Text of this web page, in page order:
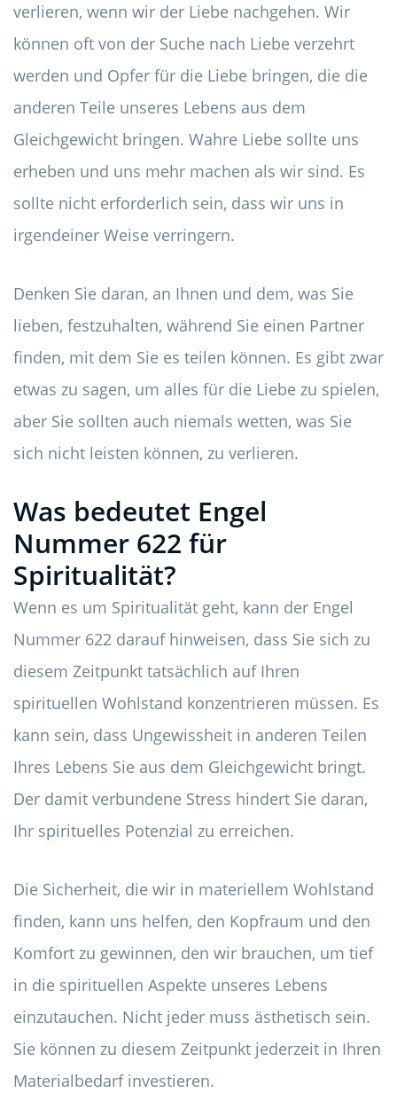
verlieren, wenn wir der Liebe nachgehen. Wir
können oft von der Suche nach Liebe verzehrt
werden und Opfer für die Liebe bringen, die die
anderen Teile unseres Lebens aus dem
Gleichgewicht bringen. Wahre Liebe sollte uns
erheben und uns mehr machen als wir sind. Es
sollte nicht erforderlich sein, dass wir uns in
irgendeiner Weise verringern.
Denken Sie daran, an Ihnen und dem, was Sie
lieben, festzuhalten, während Sie einen Partner
finden, mit dem Sie es teilen können. Es gibt zwar
etwas zu sagen, um alles für die Liebe zu spielen,
aber Sie sollten auch niemals wetten, was Sie
sich nicht leisten können, zu verlieren.
Was bedeutet Engel
Nummer 622 für
Spiritualität?
Wenn es um Spiritualität geht, kann der Engel
Nummer 622 darauf hinweisen, dass Sie sich zu
diesem Zeitpunkt tatsächlich auf Ihren
spirituellen Wohlstand konzentrieren müssen. Es
kann sein, dass Ungewissheit in anderen Teilen
Ihres Lebens Sie aus dem Gleichgewicht bringt.
Der damit verbundene Stress hindert Sie daran,
Ihr spirituelles Potenzial zu erreichen.
Die Sicherheit, die wir in materiellem Wohlstand
finden, kann uns helfen, den Kopfraum und den
Komfort zu gewinnen, den wir brauchen, um tief
in die spirituellen Aspekte unseres Lebens
einzutauchen. Nicht jeder muss ästhetisch sein.
Sie können zu diesem Zeitpunkt jederzeit in Ihren
Materialbedarf investieren.